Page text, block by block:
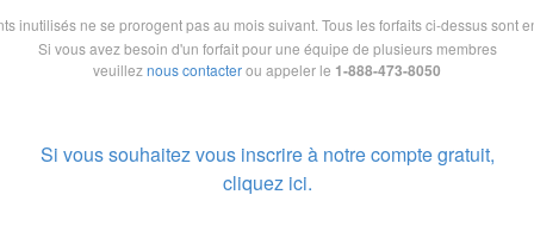
inutilisés ne se prorogent pas au mois suivant. Tous les forfaits ci-dessus sont
Si vous avez besoin d'un forfait pour une équipe de plusieurs membres
veuilleznous contacterou appeler le 1-888-473-8050
Si vous souhaitez vous inscrire à notre compte gratuit,
cliquez ici.